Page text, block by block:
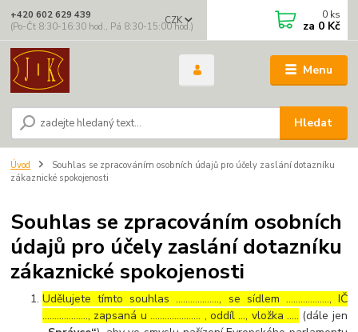
Menu
CZK
Hledat
+420 602 629 439
(Po-Čt 8:30-16:30 hod., Pá 8:30-15:00 hod.)
0 ks
za 0 Kč
Úvod
Souhlas se zpracováním osobních údajů pro účely zaslání dotazníku
zákaznické spokojenosti
Souhlas se zpracováním osobních
údajů pro účely zaslání dotazníku
zákaznické spokojenosti
Udělujete tímto souhlas ……………..., se sídlem ………………, IČ
………………., zapsaná u ………………… , oddíl …, vložka ….. (dále jen